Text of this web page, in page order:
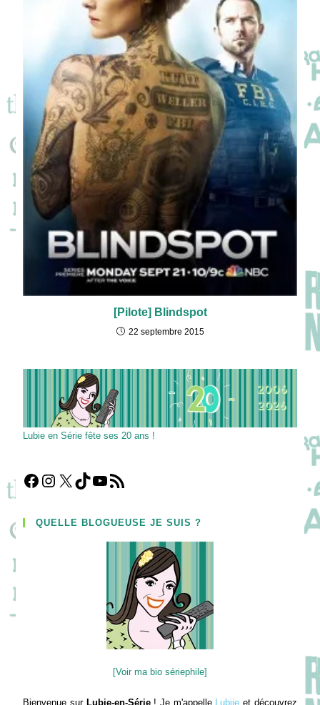
[Pilote] Blindspot
22 septembre 2015
Lubie en Série fête ses 20 ans !
Facebook
Instagram
X TikTokYouTube
Flux RSS
QUELLE BLOGUEUSE JE SUIS ?
[Voir ma bio sériephile]
Bienvenue sur Lubie-en-Série! Je m'appelle Lubiie et découvrez